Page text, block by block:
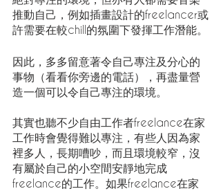
推動自己，例如插畫設計的freelancer或
許需要在較chill的氛圍下發揮工作潛能。
因此，多多留意著令自己專注及分心的
事物（看看你旁邊的電話），再盡量營
造一個可以令自己專注的環境。
其實也聽不少自由工作者freelance在家
工作時會覺得難以專注，有些人因為家
裡多人，長期嘈吵，而且環境較窄，沒
有屬於自己的小空間安靜地完成
freelance的工作。如果freelance在家